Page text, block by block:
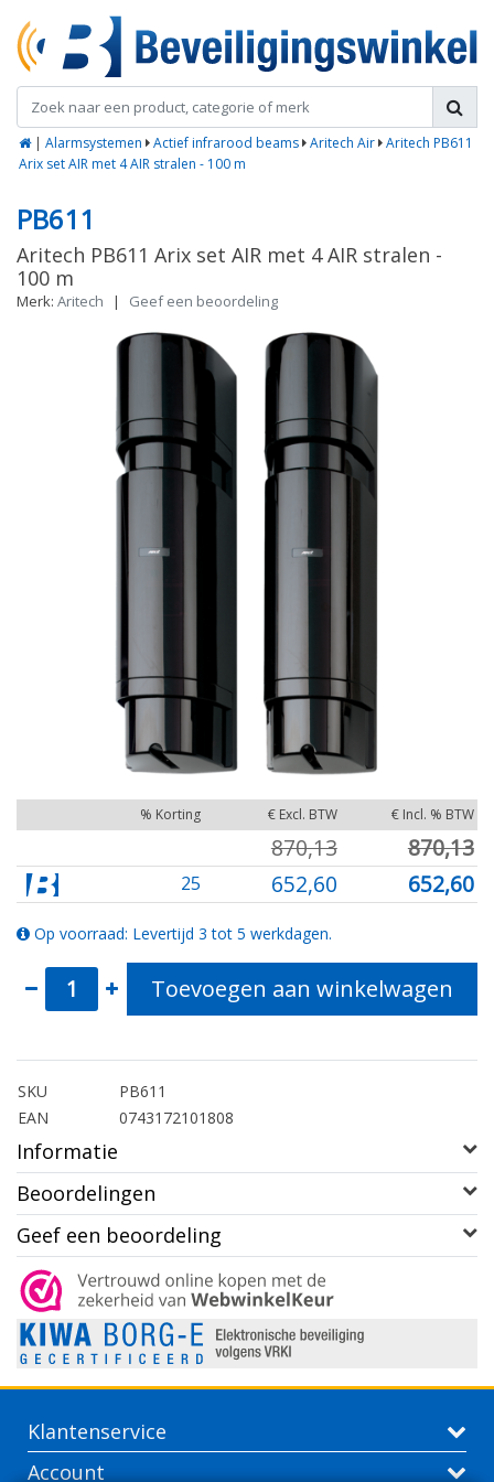
| Alarmsystemen Actief infrarood beams Aritech Air Aritech PB611
Arix set AIR met 4 AIR stralen - 100 m
PB611
Aritech PB611 Arix set AIR met 4 AIR stralen -
100 m
Merk: Aritech | Geef een beoordeling
% Korting € Excl. BTW € Incl. % BTW
870,13 870,13
25 652,60 652,60
Op voorraad: Levertijd 3 tot 5 werkdagen.
Toevoegen aan winkelwagen
SKU
PB611
EAN
0743172101808
Informatie
Beoordelingen
Geef een beoordeling
Klantenservice
Account